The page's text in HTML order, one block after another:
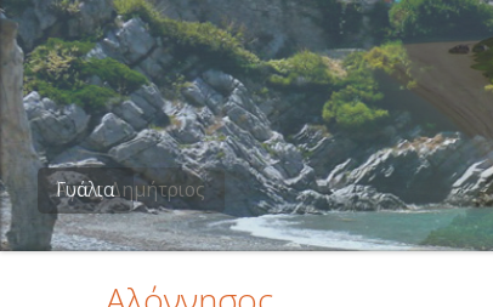
Διαλέξτε τον προορισμό σας
από τον χάρτη, την αναζήτηση
ή αλφαβητικά
Άγιος Δημήτριος